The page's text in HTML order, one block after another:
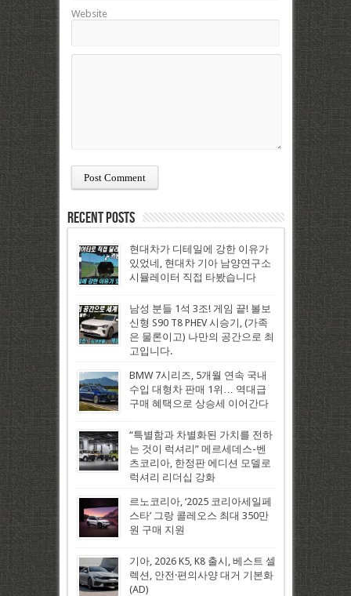
Website
Recent Posts
현대차가 디테일에 강한 이유가
있었네, 현대차 기아 남양연구소
시뮬레이터 직접 타봤습니다
남성 분들 1석 3조! 게임 끝! 볼보
신형 S90 T8 PHEV 시승기, (가족
은 물론이고) 나만의 공간으로 최
고입니다.
BMW 7시리즈, 5개월 연속 국내
수입 대형차 판매 1위… 역대급
구매 혜택으로 상승세 이어간다
“특별함과 차별화된 가치를 전하
는 것이 럭셔리” 메르세데스-벤
츠코리아, 한정판 에디션 모델로
럭셔리 리더십 강화
르노코리아, ‘2025 코리아세일페
스타’ 그랑 콜레오스 최대 350만
원 구매 지원
기아, 2026 K5, K8 출시, 베스트 셀
렉션, 안전·편의사양 대거 기본화
(AD)